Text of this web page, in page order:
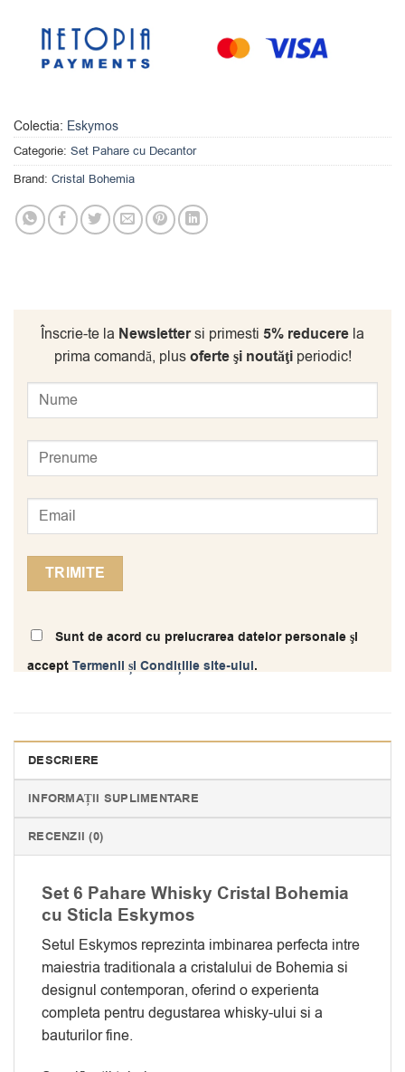
Colectia: Eskymos
Categorie: Set Pahare cu Decantor
Brand: Cristal Bohemia
Înscrie-te la Newslettersi primesti 5% reducere la
prima comandă, plusoferte şi noutăţiperiodic!
Sunt de acord cu prelucrarea datelor personale şi
acceptTermenii și Condițiile site-ului.
DESCRIERE
INFORMAȚII SUPLIMENTARE
RECENZII (0)
Set 6 Pahare Whisky Cristal Bohemia
cu Sticla Eskymos
Setul Eskymos reprezinta imbinarea perfecta intre
maiestria traditionala a cristalului de Bohemia si
designul contemporan, oferind o experienta
completa pentru degustarea whisky-ului si a
bauturilor fine.